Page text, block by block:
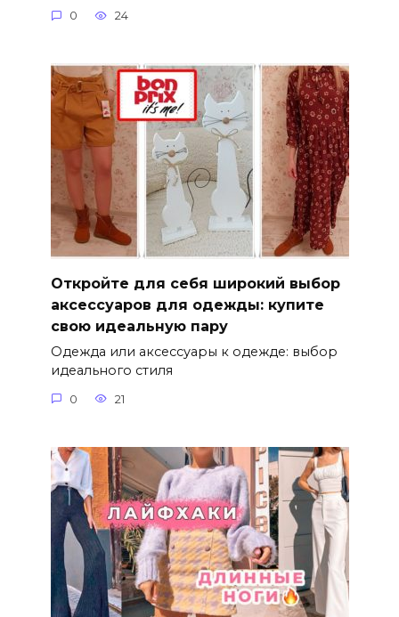
0 24
Откройте для себя широкий выбор
аксессуаров для одежды: купите
свою идеальную пару
Одежда или аксессуары к одежде: выбор
идеального стиля
0 21